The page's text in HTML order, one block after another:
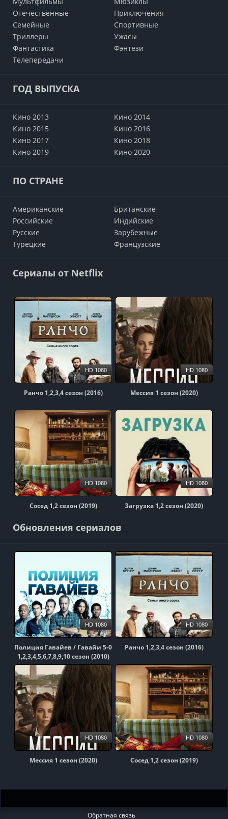
Отечественные
Приключения
Семейные
Cпортивные
Триллеры
Ужасы
Фантастика
Фэнтези
Телепередачи
ГОД ВЫПУСКА
Кино 2013
Кино 2014
Кино 2015
Кино 2016
Кино 2017
Кино 2018
Кино 2019
Кино 2020
ПО СТРАНЕ
Американские
Британские
Российские
Индийские
Русские
Зарубежные
Турецкие
Французские
Сериалы от Netflix
Ранчо 1,2,3,4 сезон (2016)
HD 1080
Мессия 1 сезон (2020)
HD 1080
Сосед 1,2 сезон (2019)
HD 1080
Загрузка 1,2 сезон (2020)
HD 1080
Обновления сериалов
Полиция Гавайев / Гавайи 5-0
1,2,3,4,5,6,7,8,9,10 сезон (2010)
HD 1080
Ранчо 1,2,3,4 сезон (2016)
HD 1080
Мессия 1 сезон (2020)
HD 1080
Сосед 1,2 сезон (2019)
HD 1080
Обратная связь